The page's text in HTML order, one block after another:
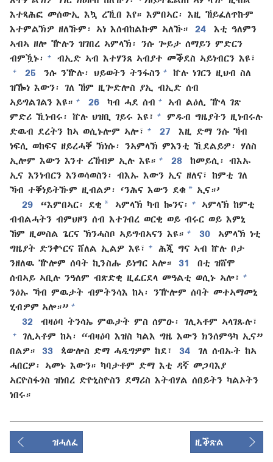
እተጻሕፎ መሰውኢ እኳ ረኺበ እየ። እምበኣር፡ እዚ ኸይፈለጥኩም
እተምልኽዎ ዘለኹም፡ ኣነ እሰብከልኩም ኣለኹ።
24
እቲ ዓለምን
ኣብኣ ዘሎ ዅሉን ዝገበረ ኣምላኽ፡ ንሱ ጐይታ ሰማይን ምድርን
ብምዃኑ፡
+ ብኢድ ኣብ እተሃንጸ ኣብያተ መቕደስ ኣይነብርን እዩ፣
+ 25 ንሱ ንዅሉ፡ ህይወትን ትንፋስን +
ኵሉ ነገርን ዚህብ ስለ
ዝዀነ እውን፡ ገለ ኸም ዚጐድሎስ ያኢ ብኢድ ሰብ
ኣይግልገልን እዩ። + 26 ካብ ሓደ ሰብ +
ኣብ ልዕሊ ዅላ ገጽ
ምድሪ ኺነብሩ፡ ኵሉ ህዝቢ ገይሩ እዩ፣
+
ምዱብ ግዜያትን ዚነብሩሉ
ድዉብ ደረትን ከኣ ወሲኑሎም ኣሎ፣
+ 27
እዚ ድማ ንሱ ኻብ
ነፍሲ ወከፍና ዘይረሓቐ ኽነሱ፡ ንኣምላኽ ምእንቲ ኺደልይዎ፡ ሃሰስ
ኢሎም እውን እንተ ረኸብዎ ኢሉ እዩ። + 28
ከመይሲ፡ ብእኡ
ኢና እንነብርን እንወሳወስን፡ ብእኡ እውን ኢና ዘለና፣ ከምቲ ገለ
ኻብ ተቐነይትኹም ዚብልዎ፡ ‘ንሕና እውን ደቁ * ኢና።’
29
“እምበኣር፡ ደቂ * ኣምላኽ ካብ ኰንና፡ +
ኣምላኽ ከምቲ
ብብልሓትን ብምህዞን ሰብ እተገብረ ወርቂ ወይ ብሩር ወይ እምኒ
ኸም ዚመስል ጌርና ኽንሓስቦ ኣይግብኣናን እዩ። + 30
ኣምላኽ ነቲ
ግዜያት ድንቍርና ሸለል ኢልዎ እዩ፣
+
ሕጂ ግና ኣብ ኵሉ ቦታ
ንዘለዉ ዅሎም ሰባት ኪንስሑ ይነግር ኣሎ።
31
በቲ ዝሸሞ
ሰብኣይ ኣቢሉ ንዓለም ብጽድቂ ዚፈርደላ መዓልቲ ወሲኑ ኣሎ፣
+
ንዕኡ ኻብ ምዉታት ብምትንሳእ ከኣ፡ ንዅሎም ሰባት መተኣማመኒ
ሂብዎም ኣሎ።” +
32 ብዛዕባ ትንሳኤ ምዉታት ምስ ሰምዑ፡ ገሊኣቶም ኣላገጹሉ፣
+
ገሊኣቶም ከኣ፡ “ብዛዕባ እዝስ ካልእ ግዜ እውን ክንሰምዓካ ኢና”
በልዎ።
33 ጳውሎስ ድማ ሓዲግዎም ከደ፣ 34
ገለ ሰብኡት ከኣ
ሓበርዎ፡ ኣመኑ እውን። ካባታቶም ድማ እቲ ዳኛ መጋባእያ
ኣርዮስፋጎስ ዝነበረ ድዮኒስዮስን ደማሪስ እትብሃል ሰበይትን ካልኦትን
ነበሩ።
ዝሓለፈ ዚቕጽል